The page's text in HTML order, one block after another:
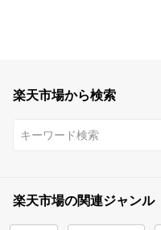
楽天市場から検索
楽天市場の関連ジャンル